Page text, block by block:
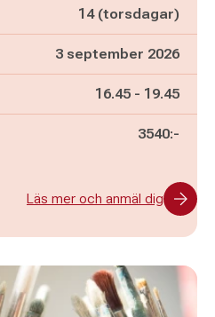
14 (torsdagar)
3 september 2026
Pågår mellan
16.45 - och
19.45
3540:-
Läs mer och anmäl dig